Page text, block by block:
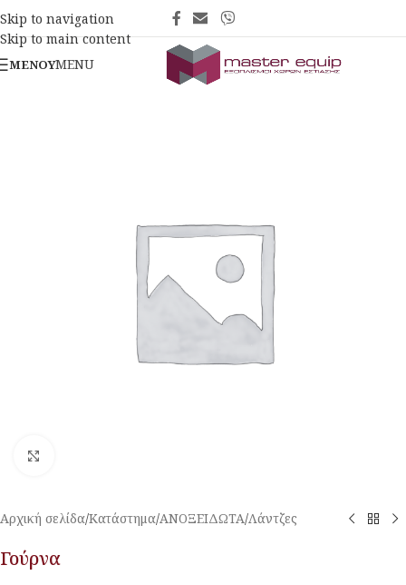
Skip to navigation
Skip to main content
ΜΕΝΟΎMENU
Αρχική σελίδα/Κατάστημα/ΑΝΟΞΕΙΔΩΤΑ/Λάντζες
Γούρνα